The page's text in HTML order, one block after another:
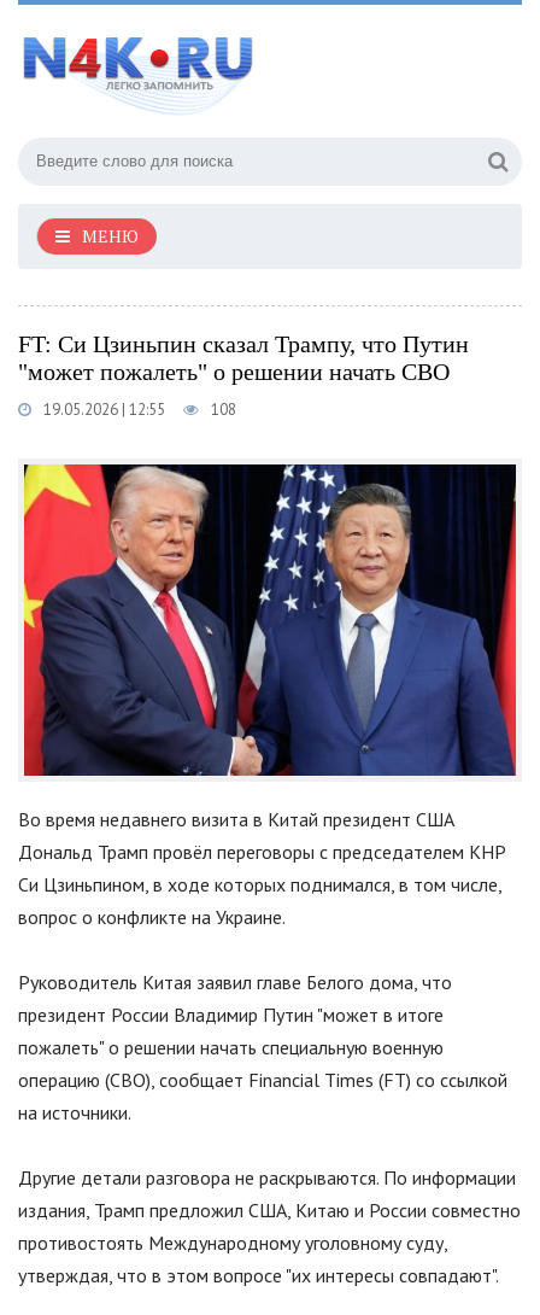
МЕНЮ
FT: Си Цзиньпин сказал Трампу, что Путин
"может пожалеть" о решении начать СВО
19.05.2026 | 12:55 108
Во время недавнего визита в Китай президент США
Дональд Трамп провёл переговоры с председателем КНР
Си Цзиньпином, в ходе которых поднимался, в том числе,
вопрос о конфликте на Украине.
Руководитель Китая заявил главе Белого дома, что
президент России Владимир Путин "может в итоге
пожалеть"о решении начать специальную военную
операцию (СВО), сообщает Financial Times (FT) со ссылкой
на источники.
Другие детали разговора не раскрываются. По информации
издания, Трамп предложил США, Китаю и России совместно
противостоять Международному уголовному суду,
утверждая, что в этом вопросе "их интересы совпадают".